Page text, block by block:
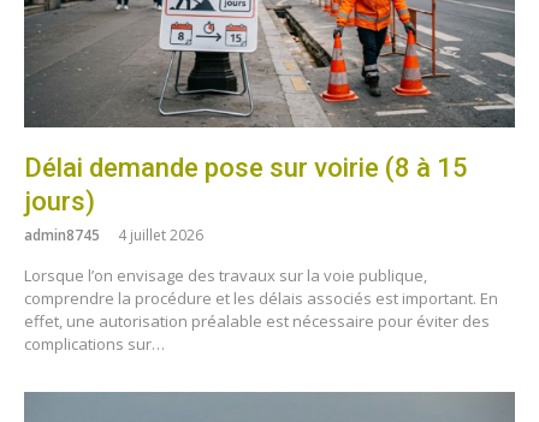
Délai demande pose sur voirie (8 à 15
jours)
admin8745 4 juillet 2026
Lorsque l’on envisage des travaux sur la voie publique,
comprendre la procédure et les délais associés est important. En
effet, une autorisation préalable est nécessaire pour éviter des
complications sur…